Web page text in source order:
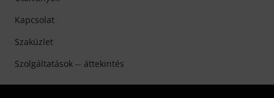
Kapcsolat
Szaküzlet
Szolgáltatások -- áttekintés